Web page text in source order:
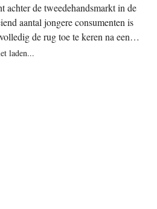
achter de tweedehandsmarkt in de
aantal jongere consumenten is
de rug toe te keren na een
of terugbetalingen. Hierdoor komt
laden...